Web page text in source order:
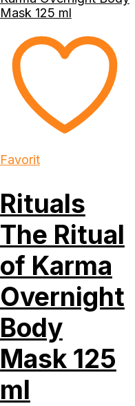
Favorit
Rituals
The Ritual
of Karma
Overnight
Body
Mask 125
ml